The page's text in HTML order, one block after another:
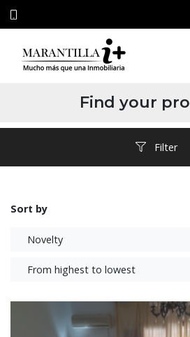
Find your
Filter
Sort by
Novelty
From highest to lowest